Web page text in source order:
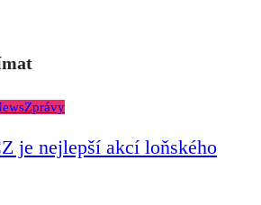
Zprávy
je nejlepší akcí loňského